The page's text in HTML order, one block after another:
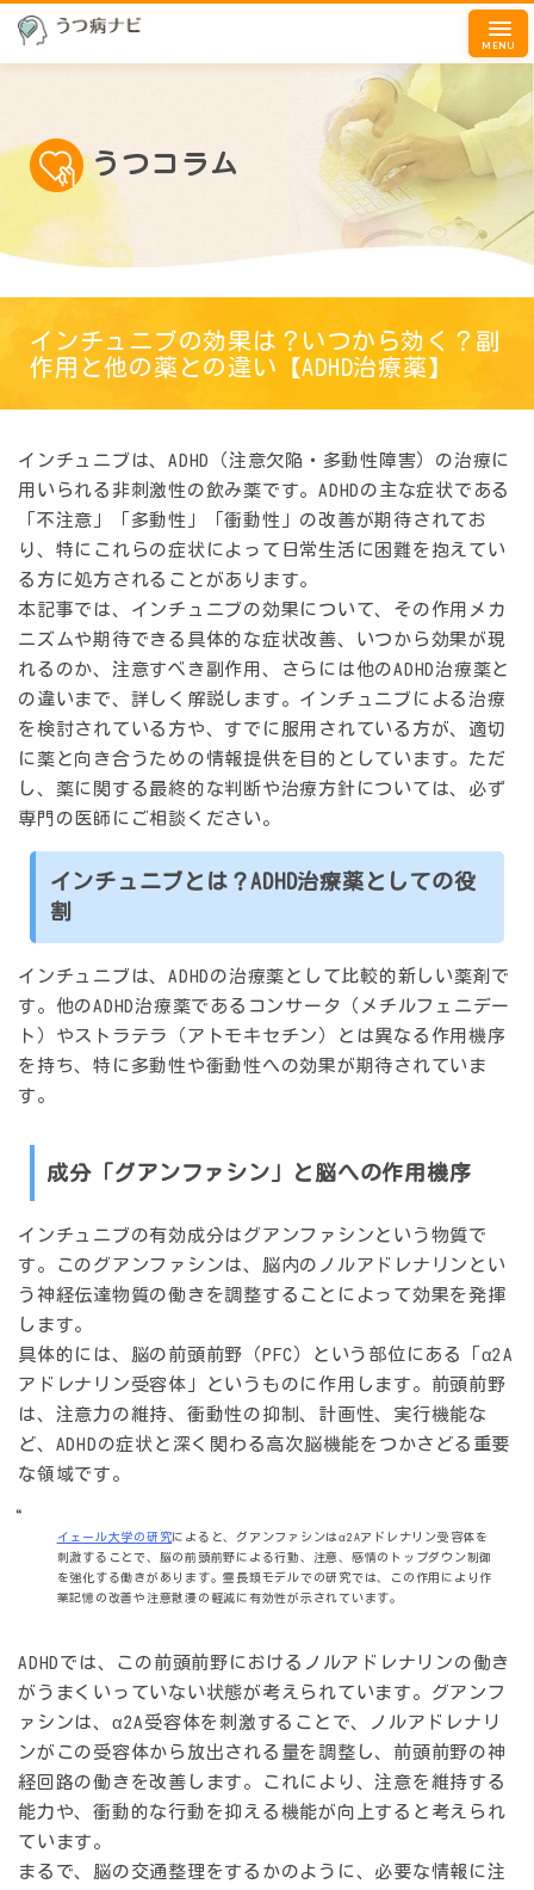
MENU
うつコラム
インチュニブの効果は？いつから効く？副
作用と他の薬との違い【ADHD治療薬】
インチュニブは、ADHD（注意欠陥・多動性障害）の治療に
用いられる非刺激性の飲み薬です。ADHDの主な症状である
「不注意」「多動性」「衝動性」の改善が期待されてお
り、特にこれらの症状によって日常生活に困難を抱えてい
る方に処方されることがあります。
本記事では、インチュニブの効果について、その作用メカ
ニズムや期待できる具体的な症状改善、いつから効果が現
れるのか、注意すべき副作用、さらには他のADHD治療薬と
の違いまで、詳しく解説します。インチュニブによる治療
を検討されている方や、すでに服用されている方が、適切
に薬と向き合うための情報提供を目的としています。ただ
し、薬に関する最終的な判断や治療方針については、必ず
専門の医師にご相談ください。
インチュニブとは？ADHD治療薬としての役
割
インチュニブは、ADHDの治療薬として比較的新しい薬剤で
す。他のADHD治療薬であるコンサータ（メチルフェニデー
ト）やストラテラ（アトモキセチン）とは異なる作用機序
を持ち、特に多動性や衝動性への効果が期待されていま
す。
成分「グアンファシン」と脳への作用機序
インチュニブの有効成分は グアンファシン という物質で
す。このグアンファシンは、脳内のノルアドレナリンとい
う神経伝達物質の働きを調整することによって効果を発揮
します。
具体的には、脳の 前頭前野（PFC）
という部位にある「α2A
アドレナリン受容体」というものに作用します。前頭前野
は、注意力の維持、衝動性の抑制、計画性、実行機能な
ど、ADHDの症状と深く関わる高次脳機能をつかさどる重要
な領域です。
イェール大学の研究によると、グアンファシンはα2Aアドレナリン受容体を
刺激することで、脳の前頭前野による行動、注意、感情の トップダウン制御
を強化する働きがあります。霊長類モデルでの研究では、この作用により作
業記憶の改善や注意散漫の軽減 に有効性が示されています。
ADHDでは、この前頭前野におけるノルアドレナリンの働き
がうまくいっていない状態が考えられています。グアンフ
ァシンは、α2A受容体を刺激することで、ノルアドレナリ
ンがこの受容体から放出される量を調整し、前頭前野の神
経回路の働きを改善します。これにより、注意を維持する
能力や、衝動的な行動を抑える機能が向上すると考えられ
ています。
まるで、脳の交通整理をするかのように、必要な情報に注